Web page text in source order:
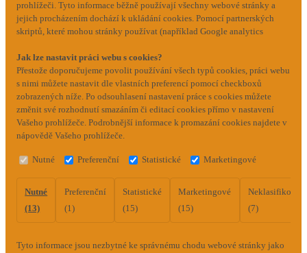
prohlížeči. Tyto informace běžně používají všechny webové stránky a
jejich procházením dochází k ukládání cookies. Pomocí partnerských
skriptů, které mohou stránky používat (například Google analytics
Jak lze nastavit práci webu s cookies?
Přestože doporučujeme povolit používání všech typů cookies, práci webu
s nimi můžete nastavit dle vlastních preferencí pomocí checkboxů
zobrazených níže. Po odsouhlasení nastavení práce s cookies můžete
změnit své rozhodnutí smazáním či editací cookies přímo v nastavení
Vašeho prohlížeče. Podrobnější informace k promazání cookies najdete v
nápovědě Vašeho prohlížeče.
Nutné Preferenční Statistické Marketingové
Nutné
(13)
Preferenční
(1)
Statistické
(15)
Marketingové
(15)
(7)
Tyto informace jsou nezbytné ke správnému chodu webové stránky jako